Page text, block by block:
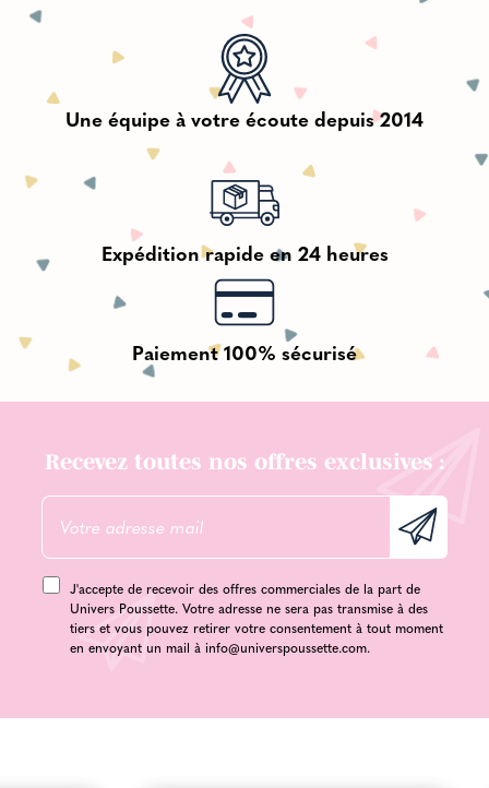
Une équipe à votre écoute depuis 2014
Expédition rapide en 24 heures
Paiement 100% sécurisé
Recevez toutes nos offres exclusives :
J'accepte de recevoir des offres commerciales de la part de
Univers Poussette. Votre adresse ne sera pas transmise à des
tiers et vous pouvez retirer votre consentement à tout moment
en envoyant un mail à info@universpoussette.com.